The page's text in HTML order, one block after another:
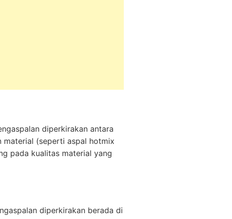
diperkirakan antara
material (seperti aspal hotmix
pada kualitas material yang
diperkirakan berada di